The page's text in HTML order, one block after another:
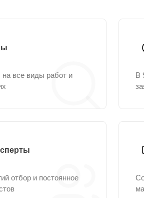
все виды работ и
В
отбор и постоянное